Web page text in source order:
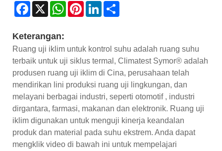
Facebook
X WhatsAppPinterestLinkedIn
Keterangan:
Ruang uji iklim untuk kontrol suhu adalah ruang suhu
terbaik untuk uji siklus termal, Climatest Symor® adalah
produsen ruang uji iklim di Cina, perusahaan telah
mendirikan lini produksi ruang uji lingkungan, dan
melayani berbagai industri, seperti otomotif , industri
dirgantara, farmasi, makanan dan elektronik. Ruang uji
iklim digunakan untuk menguji kinerja keandalan
produk dan material pada suhu ekstrem. Anda dapat
mengklik video di bawah ini untuk mempelajari